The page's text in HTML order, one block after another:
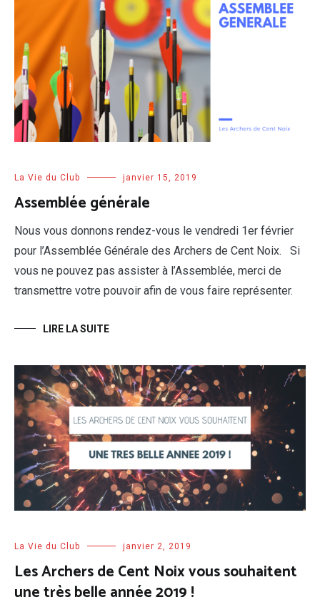
La Vie du Club janvier 15, 2019
Assemblée générale
Nous vous donnons rendez-vous le vendredi 1er février
pour l’Assemblée Générale des Archers de Cent Noix. Si
vous ne pouvez pas assister à l’Assemblée, merci de
transmettre votre pouvoir afin de vous faire représenter.
LIRE LA SUITE
La Vie du Club janvier 2, 2019
Les Archers de Cent Noix vous souhaitent